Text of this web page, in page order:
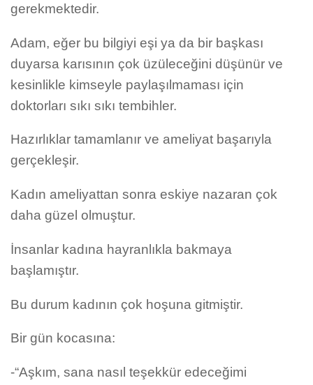
gerekmektedir.
Adam, eğer bu bilgiyi eşi ya da bir başkası
duyarsa karısının çok üzüleceğini düşünür ve
kesinlikle kimseyle paylaşılmaması için
doktorları sıkı sıkı tembihler.
Hazırlıklar tamamlanır ve ameliyat başarıyla
gerçekleşir.
Kadın ameliyattan sonra eskiye nazaran çok
daha güzel olmuştur.
İnsanlar kadına hayranlıkla bakmaya
başlamıştır.
Bu durum kadının çok hoşuna gitmiştir.
Bir gün kocasına:
-“Aşkım, sana nasıl teşekkür edeceğimi